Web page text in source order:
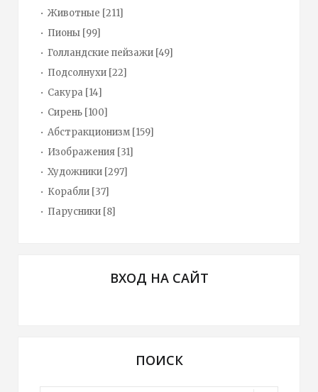
Животные [211]
Пионы [99]
Голландские пейзажи [49]
Подсолнухи [22]
Сакура [14]
Сирень [100]
Абстракционизм [159]
Изображения [31]
Художники [297]
Корабли [37]
Парусники [8]
ВХОД НА САЙТ
ПОИСК